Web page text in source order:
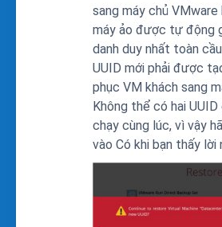
sang máy chủ VMware
máy ảo được tự động
danh duy nhất toàn
UUID mới phải được
phục VM khách sang
Không thể có hai
chạy cùng lúc, vì vậy
vào Có khi bạn thấy lời